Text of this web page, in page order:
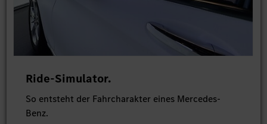
Ride-Simulator.
So entsteht der Fahrcharakter eines Mercedes-
Benz.